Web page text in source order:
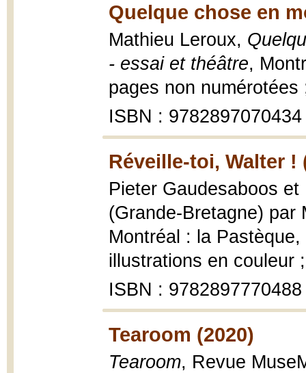
Quelque chose en
Mathieu Leroux,
- essai et théâtre,
pages non numérotées
ISBN : 9782897070434
Réveille-toi, Walter !
Pieter Gaudesaboos
(Grande-Bretagne)
Montréal : la
illustrations en couleur
ISBN : 9782897770488
Tearoom (2020)
Tearoom, Revue